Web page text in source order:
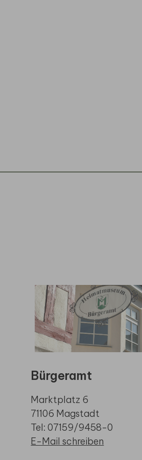
Bürgeramt
Marktplatz 6
71106 Magstadt
Tel: 07159/9458-0
E-Mail schreiben